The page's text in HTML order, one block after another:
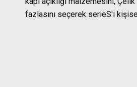
fazlasını seçerek serieS'i